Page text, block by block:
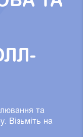
та
Візьміть на